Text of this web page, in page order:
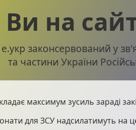
Ви на
законсервований у
та частини України
максимум зусиль зараді
для ЗСУ надсилатимуть на